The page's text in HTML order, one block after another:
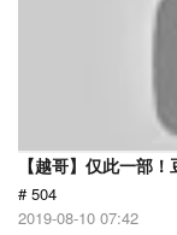
【越哥】仅此一部
# 504
2019-08-10 07:42